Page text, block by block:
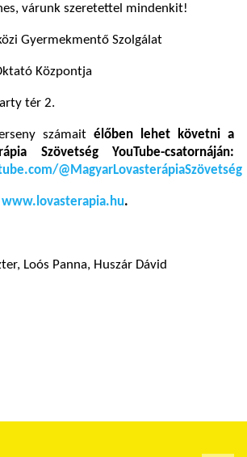
várunk szeretettel mindenkit!
Gyermekmentő Szolgálat
Központja
tér 2.
számait élőben lehet követni a
Szövetség YouTube-csatornáján:
@MagyarLovasterápiaSzövetség
www.lovasterapia.hu.
Loós Panna, Huszár Dávid